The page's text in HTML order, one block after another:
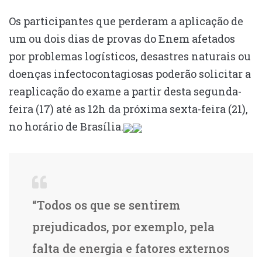
Os participantes que perderam a aplicação de
um ou dois dias de provas do Enem afetados
por problemas logísticos, desastres naturais ou
doenças infectocontagiosas poderão solicitar a
reaplicação do exame a partir desta segunda-
feira (17) até as 12h da próxima sexta-feira (21),
no horário de Brasília.
“Todos os que se sentirem
prejudicados, por exemplo, pela
falta de energia e fatores externos